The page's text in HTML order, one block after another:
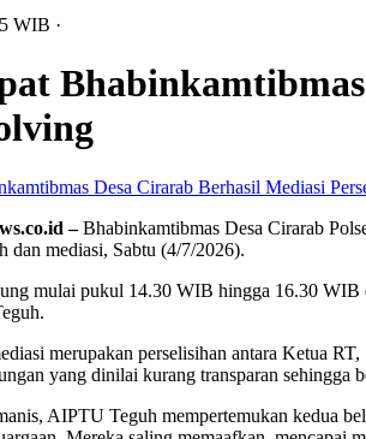
WIB ·
–Bhabinkamtibmas Desa Cirarab
dan mediasi, Sabtu (4/7/2026).
mulai pukul 14.30 WIB hingga 16.30
merupakan perselisihan antara Ketua
yang dinilai kurang transparan sehingga
AIPTU Teguh mempertemukan kedua